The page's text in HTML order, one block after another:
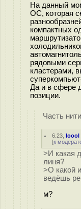
На данный
ОС, которая
компактных
рядовыми
кластерами,
Да и в сфере
позиции.
Часть
6.23 ,loool
[к
>И какая
линя?
>О какой
ведёшь
м?